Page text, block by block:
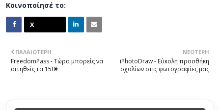
Κοινοποίησέ το:
ΝΕΌΤΕΡΗ
iPhotoDraw - Εύκολη προσθήκη
σχολίων στις φωτογραφίες μας
ΠΑΛΑΙΌΤΕΡΗ
FreedomPass - Τώρα μπορείς να
αιτηθείς τα 150€